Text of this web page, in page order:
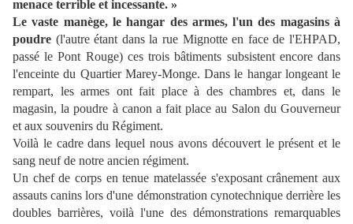
menace terrible et incessante. »
Le vaste manège, le hangar des armes, l'un des magasins à
poudre (l'autre étant dans la rue Mignotte en face de l'EHPAD,
passé le Pont Rouge) ces trois bâtiments subsistent encore dans
l'enceinte du Quartier Marey-Monge. Dans le hangar longeant le
rempart, les armes ont fait place à des chambres et, dans le
magasin, la poudre à canon a fait place au Salon du Gouverneur
et aux souvenirs du Régiment.
Voilà le cadre dans lequel nous avons découvert le présent et le
sang neuf de notre ancien régiment.
Un chef de corps en tenue matelassée s'exposant crânement aux
assauts canins lors d'une démonstration cynotechnique derrière les
doubles barrières, voilà l'une des démonstrations remarquables